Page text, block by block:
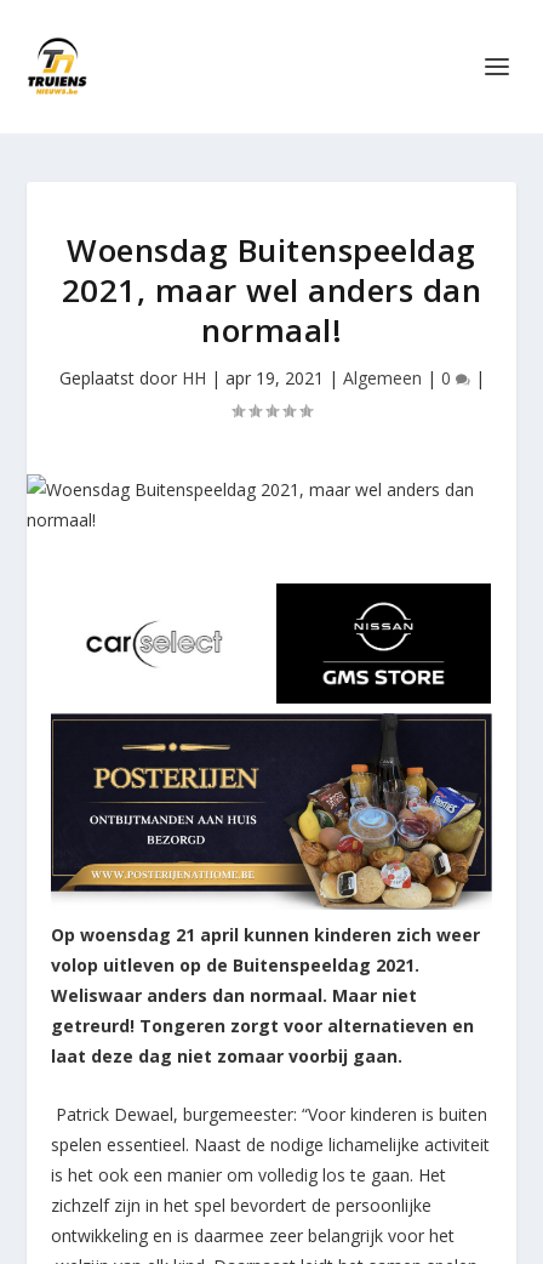
Woensdag Buitenspeeldag
2021, maar wel anders dan
normaal!
Geplaatst door HH | apr 19, 2021 | Algemeen | 0 |
Op woensdag 21 april kunnen kinderen zich weer
volop uitleven op de Buitenspeeldag 2021.
Weliswaar anders dan normaal. Maar niet
getreurd! Tongeren zorgt voor alternatieven en
laat deze dag niet zomaar voorbij gaan.
Patrick Dewael, burgemeester: “Voor kinderen is buiten
spelen essentieel. Naast de nodige lichamelijke activiteit
is het ook een manier om volledig los te gaan. Het
zichzelf zijn in het spel bevordert de persoonlijke
ontwikkeling en is daarmee zeer belangrijk voor het